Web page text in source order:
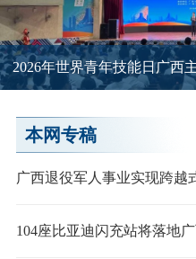
2026年世界青年技能日广西
行
本网专稿
广西退役军人事业实现跨越
104座比亚迪闪充站将落地